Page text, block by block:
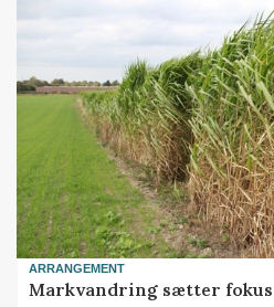
ARRANGEMENT
Markvandring sætter